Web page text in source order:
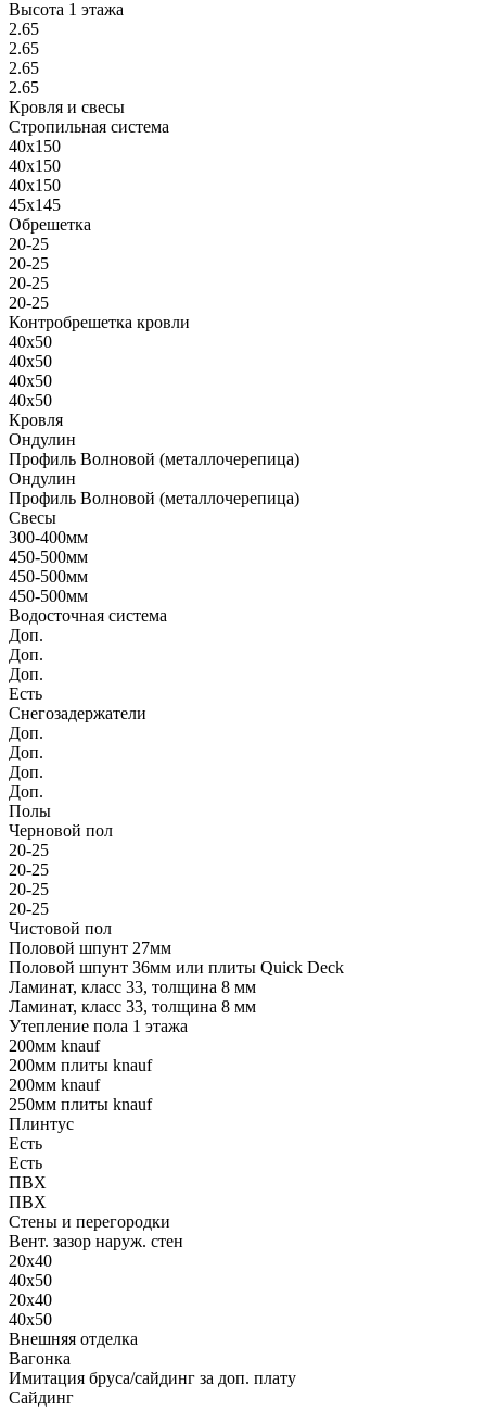
Высота 1 этажа
2.65
2.65
2.65
2.65
Кровля и свесы
Стропильная система
40х150
40х150
40х150
45х145
Обрешетка
20-25
20-25
20-25
20-25
Контробрешетка кровли
40х50
40х50
40х50
40х50
Кровля
Ондулин
Профиль Волновой (металлочерепица)
Ондулин
Профиль Волновой (металлочерепица)
Свесы
300-400мм
450-500мм
450-500мм
450-500мм
Водосточная система
Доп.
Доп.
Доп.
Есть
Снегозадержатели
Доп.
Доп.
Доп.
Доп.
Полы
Черновой пол
20-25
20-25
20-25
20-25
Чистовой пол
Половой шпунт 27мм
Половой шпунт 36мм или плиты Quick Deck
Ламинат, класс 33, толщина 8 мм
Ламинат, класс 33, толщина 8 мм
Утепление пола 1 этажа
200мм knauf
200мм плиты knauf
200мм knauf
250мм плиты knauf
Плинтус
Есть
Есть
ПВХ
ПВХ
Стены и перегородки
Вент. зазор наруж. стен
20х40
40х50
20х40
40х50
Внешняя отделка
Вагонка
Имитация бруса/сайдинг за доп. плату
Сайдинг